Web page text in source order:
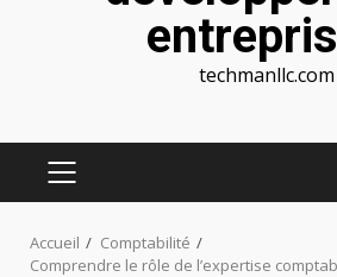
techmanllc.com
MENU
Accueil
Comptabilité
Comprendre le rôle de l’expertise